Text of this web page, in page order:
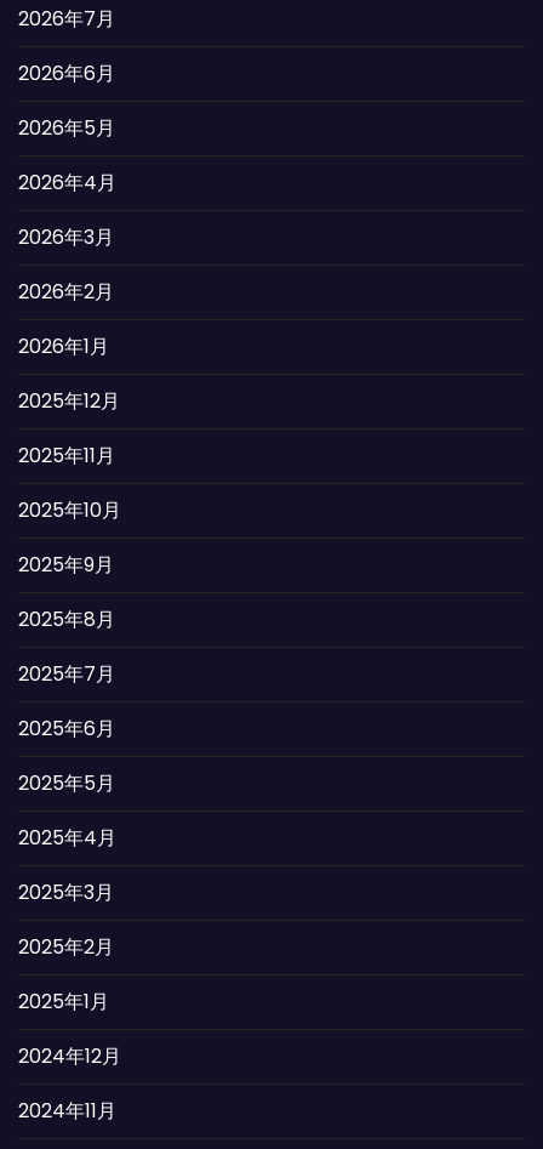
2026年7月
2026年6月
2026年5月
2026年4月
2026年3月
2026年2月
2026年1月
2025年12月
2025年11月
2025年10月
2025年9月
2025年8月
2025年7月
2025年6月
2025年5月
2025年4月
2025年3月
2025年2月
2025年1月
2024年12月
2024年11月